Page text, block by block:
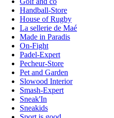
Handball-Store
House of Rugby
La sellerie de Maé
Made in Paradis
On-Fight
Padel-Expert
Pecheur-Store
Pet and Garden
Slowood Interior
Smash-Expert
Sneak'In
Sneakids